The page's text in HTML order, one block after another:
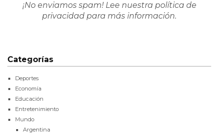
¡No enviamos spam! Lee nuestra política de
privacidad para más información.
Categorías
Deportes
Economía
Educación
Entretenimiento
Mundo
Argentina